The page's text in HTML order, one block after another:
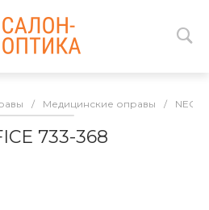
/ Медицинские оправы /
733-368